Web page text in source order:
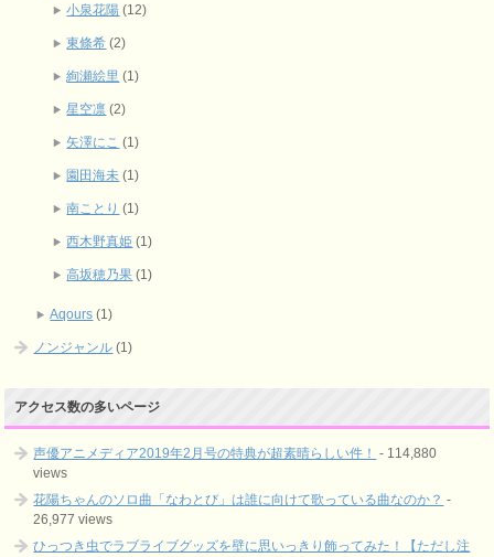
小泉花陽 (12)
東條希 (2)
絢瀬絵里 (1)
星空凛 (2)
矢澤にこ (1)
園田海未 (1)
南ことり (1)
西木野真姫 (1)
高坂穂乃果 (1)
Aqours (1)
ノンジャンル (1)
アクセス数の多いページ
声優アニメディア2019年2月号の特典が超素晴らしい件！ - 114,880
views
花陽ちゃんのソロ曲「なわとび」は誰に向けて歌っている曲なのか？ -
26,977 views
ひっつき虫でラブライブグッズを壁に思いっきり飾ってみた！【ただし注